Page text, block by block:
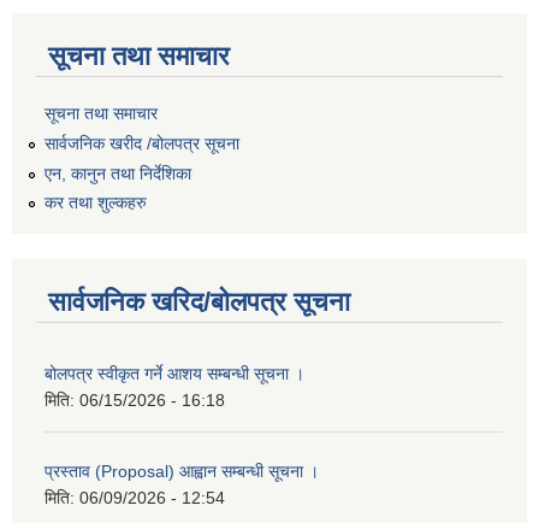
सूचना तथा समाचार
सूचना तथा समाचार
सार्वजनिक खरीद /बोलपत्र सूचना
एन, कानुन तथा निर्देशिका
कर तथा शुल्कहरु
सार्वजनिक खरिद/बोलपत्र सूचना
बोलपत्र स्वीकृत गर्ने आशय सम्बन्धी सूचना ।
मिति: 06/15/2026 - 16:18
प्रस्ताव (Proposal) आह्वान सम्बन्धी सूचना ।
मिति: 06/09/2026 - 12:54